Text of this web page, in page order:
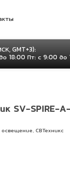
GMT+3):
18:00 Пт: с 9:00 до
SV-SPIRE-
освещение СВТехникс